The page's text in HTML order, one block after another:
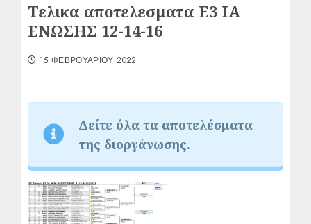
Τελικα αποτελεσματα Ε3 ΙΑ
ΕΝΩΣΗΣ 12-14-16
15 ΦΕΒΡΟΥΑΡΊΟΥ 2022
Δείτε όλα τα αποτελέσματα
της διοργάνωσης.